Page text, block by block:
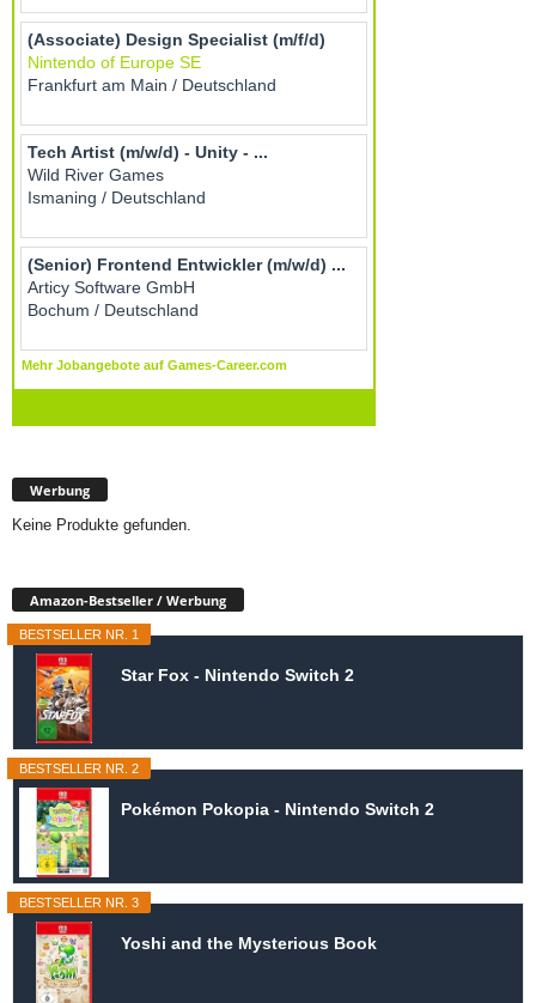
Werbung
Keine Produkte gefunden.
Amazon-Bestseller / Werbung
BESTSELLER NR. 1
Star Fox - Nintendo Switch 2
BESTSELLER NR. 2
Pokémon Pokopia - Nintendo Switch 2
BESTSELLER NR. 3
Yoshi and the Mysterious Book